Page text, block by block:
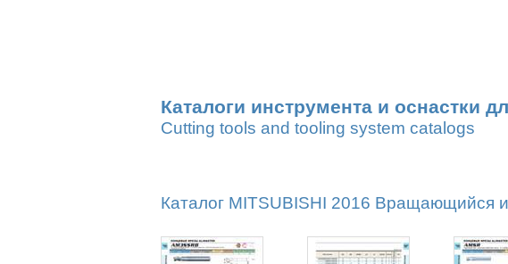
Каталоги инструмента и оснастки
Cutting tools and tooling system catalogs
Каталог MITSUBISHI 2016 Вращающийся